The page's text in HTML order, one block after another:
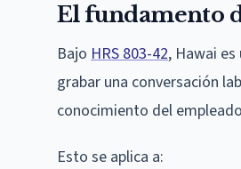
El fundamento
Bajo HRS 803-42, Hawai
grabar una conversación
conocimiento del
Esto se aplica a: